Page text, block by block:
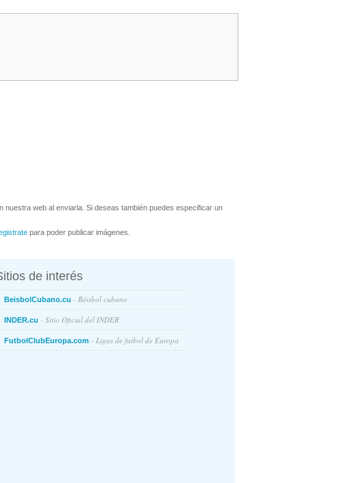
nuestra web al enviarla. Si deseas también puedes especificar un
para poder publicar imágenes.
de interés
BeisbolCubano.cu - Béisbol cubano
INDER.cu - Sitio Oficial del INDER
FutbolClubEuropa.com - Ligas de futbol de Europa